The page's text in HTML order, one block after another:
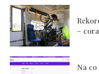
–
Na